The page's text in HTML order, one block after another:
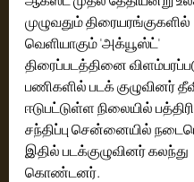
முழுவதும் திரையரங்குகளில்
வெளியாகும் 'அக்யூஸ்ட்'
திரைப்படத்தினை
பணிகளில் படக் குழுவினர்
ஈடுபட்டுள்ள நிலையில்
சந்திப்பு சென்னையில்
இதில் படக்குழுவினர் கலந்து
கொண்டனர்.